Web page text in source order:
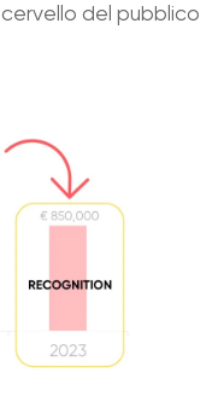
del pubblico